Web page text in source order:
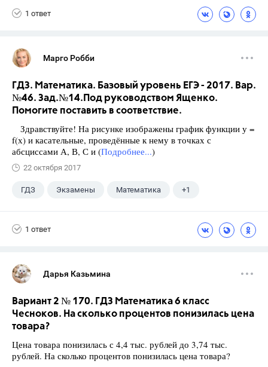
1 ответ
Марго Робби
ГДЗ. Математика. Базовый уровень ЕГЭ - 2017. Вар.
№46. Зад.№14.Под руководством Ященко.
Помогите поставить в соответствие.
Здравствуйте! На рисунке изображены график функции у =
f(х) и касательные, проведённые к нему в точках с
абсциссами А, В, С и (Подробнее...)
22 октября 2017
ГДЗ Экзамены Математика +1
1 ответ
Дарья Казьмина
Вариант 2 № 170. ГДЗ Математика 6 класс
Чесноков. На сколько процентов понизилась цена
товара?
Цена товара понизилась с 4,4 тыс. рублей до 3,74 тыс.
рублей. На сколько процентов понизилась цена товара?